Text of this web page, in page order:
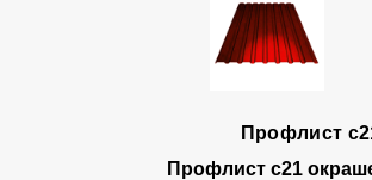
Профлист
Профлист с21